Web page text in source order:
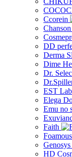
Ccorein
DD
Derma
Dime
Dr.
EST
Elega
Emu no
Faith
Foamous
Genosys
HD